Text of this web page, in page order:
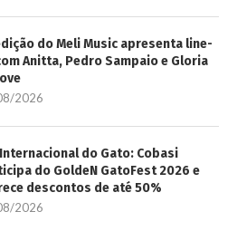
do Meli Music apresenta line-
Anitta, Pedro Sampaio e Gloria
2026
do Gato: Cobasi
do GoldeN GatoFest 2026 e
descontos de até 50%
2026